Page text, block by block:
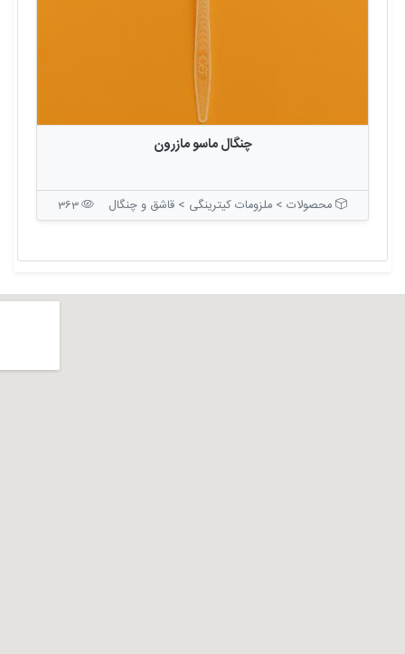
چنگال ماسو مازرون
محصولات > ملزومات کیترینگی > قاشق و چنگال